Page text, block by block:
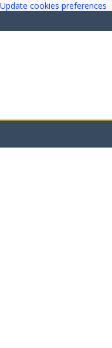
Update cookies preferences